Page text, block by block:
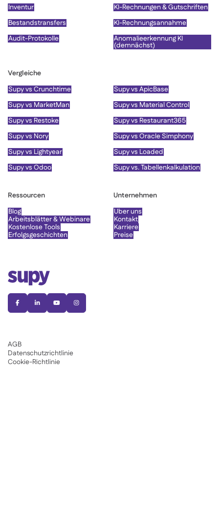
   
AGB
Datenschutzrichtlinie
Cookie-Richtlinie
Inventur
KI-Rechnungen & Gutschriften
Bestandstransfers
KI-Rechnungsannahme
Audit-Protokolle
Anomalieerkennung KI
(demnächst)
Vergleiche
Supy vs Crunchtime
Supy vs ApicBase
Supy vs MarketMan
Supy vs Material Control
Supy vs Restoke
Supy vs Restaurant365
Supy vs Nory
Supy vs Oracle Simphony
Supy vs Lightyear
Supy vs Loaded
Supy vs Odoo
Supy vs. Tabellenkalkulation
Ressourcen
Blog
Arbeitsblätter & Webinare
Kostenlose Tools
Erfolgsgeschichten
Unternehmen
Über uns
Kontakt
Karriere
Preise